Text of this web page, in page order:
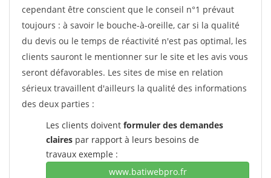
cependant être conscient que le conseil n°1 prévaut
toujours : à savoir le bouche-à-oreille, car si la qualité
du devis ou le temps de réactivité n'est pas optimal, les
clients sauront le mentionner sur le site et les avis vous
seront défavorables. Les sites de mise en relation
sérieux travaillent d'ailleurs la qualité des informations
des deux parties :
Les clients doivent formuler des demandes
claires par rapport à leurs besoins de
travaux exemple :
www.batiwebpro.fr